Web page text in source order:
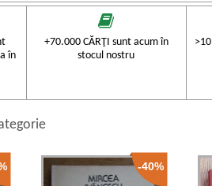
în
+70.000 CĂRŢI sunt acum în
stocul nostru
-40%